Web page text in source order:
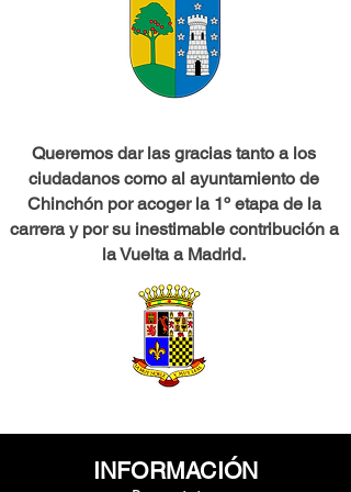
Queremos dar las gracias tanto a los
ciudadanos como al ayuntamiento de
Chinchón por acoger la 1º etapa de la
carrera y por su inestimable contribución a
la Vuelta a Madrid.
INFORMACIÓN